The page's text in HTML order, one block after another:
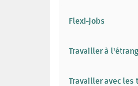
Flexi-jobs
Travailler à
Travailler avec les